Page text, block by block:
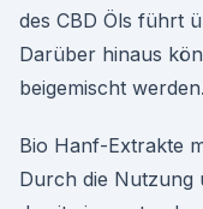
des CBD Öls führt
Darüber hinaus
beigemischt werden.
Bio Hanf-Extrakte
Durch die Nutzung